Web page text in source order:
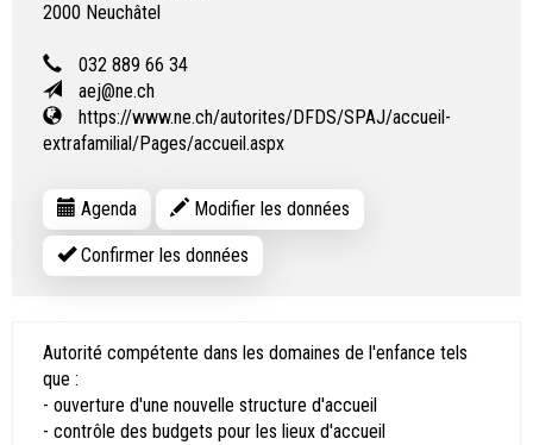
2000 Neuchâtel
032 889 66 34
aej@ne.ch
https://www.ne.ch/autorites/DFDS/SPAJ/accueil-
extrafamilial/Pages/accueil.aspx
Agenda Modifier les données
Confirmer les données
Autorité compétente dans les domaines de l'enfance tels
que :
- ouverture d'une nouvelle structure d'accueil
- contrôle des budgets pour les lieux d'accueil